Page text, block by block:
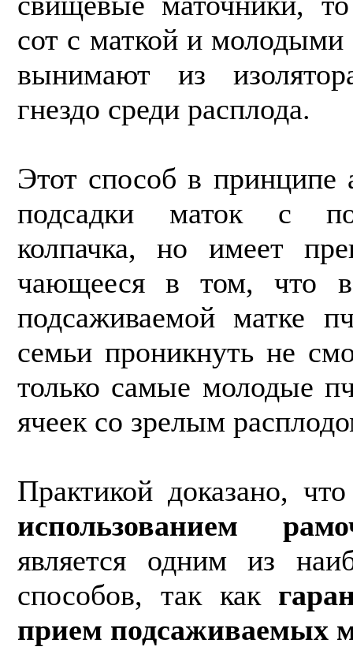
сот с маткой и
вынимают из
гнездо среди расплода.
Этот способ в принципе
подсадки маток с
колпачка, но имеет
чающееся в том, что
подсаживаемой матке
семьи проникнуть не
только самые молодые
ячеек со зрелым
Практикой доказано,
использованием
является одним из
способов, так как
прием подсаживаемых